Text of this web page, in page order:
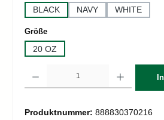
BLACK NAVY WHITE
Größeauswählen
20 OZ
Produktnummer: 888830370216